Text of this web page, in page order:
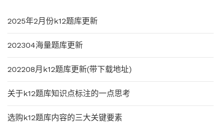
2025年2月份k12题库更新
202304海量题库更新
202208月k12题库更新(带下载地址)
关于k12题库知识点标注的一点思考
选购k12题库内容的三大关键要素